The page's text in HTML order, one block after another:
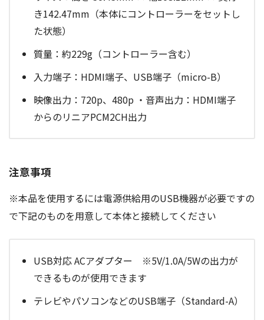
き142.47mm（本体にコントローラーをセットし
た状態）
質量：約229g（コントローラー含む）
入力端子：HDMI端子、USB端子（micro-B）
映像出力：720p、480p ・音声出力：HDMI端子
からのリニアPCM2CH出力
注意事項
※本品を使用するには電源供給用のUSB機器が必要ですの
で下記のものを用意して本体と接続してください
USB対応 ACアダプター ※5V/1.0A/5Wの出力が
できるものが使用できます
テレビやパソコンなどのUSB端子（Standard-A）